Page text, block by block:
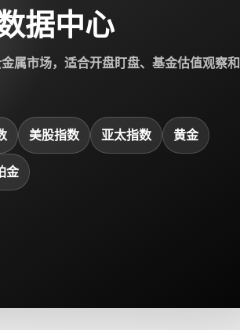
据中心
属市场，适合开盘盯盘、基金估值观察和
美股指数 亚太指数 黄金
金